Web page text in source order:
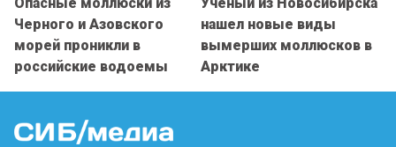
Опасные моллюски из
Черного и Азовского
морей проникли в
российские водоемы
Ученый из Новосибирска
нашел новые виды
вымерших моллюсков в
Арктике